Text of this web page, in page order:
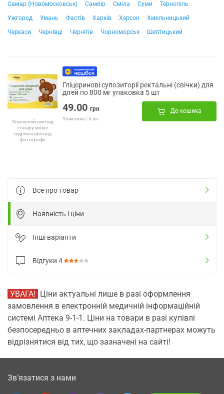
Самар (Новомосковськ)
Самбір Сміла Суми
Тернопіль
Ужгород
Умань Фастів Харків Херсон
Хмельницький
Черкаси
Чернівці Чернігів Чорноморськ Шептицький
Зовнішній вигляд
товару може
відрізнятися від
фотографії
Гліцеринові супозиторії ректальні (свічки) для
дітей по 800 мг упаковка 5 шт
49.00 грн
Упаковка / 5 шт.
До кошика
Все про товар
Наявність і ціни
Інші варіанти
Відгуки 4
УВАГА! Ціни актуальні лише в разі оформлення
замовлення в електронній медичній інформаційній
системі Аптека 9-1-1. Ціни на товари в разі купівлі
безпосередньо в аптечних закладах-партнерах можуть
відрізнятися від тих, що зазначені на сайті!
Зв’язатися з нами